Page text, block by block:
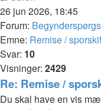
26 jun 2026, 18:45
Forum:
Emne: Remise /
Svar: 10
Visninger: 2429
Re: Remise /
Du skal have en vis